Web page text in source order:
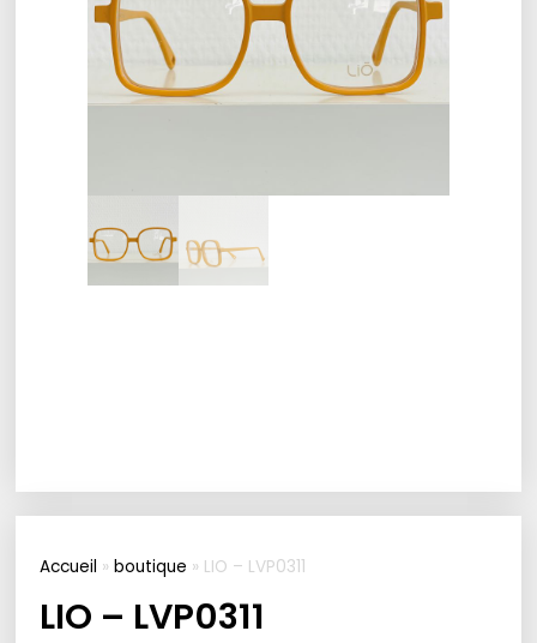
Accueil »boutique » LIO – LVP0311
LIO – LVP0311